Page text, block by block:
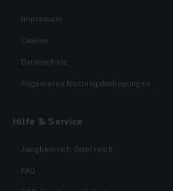
Impressum
Cookies
Datenschutz
Allgemeine Nutzungsbedingungen
Hilfe & Service
Jungheinrich Österreich
FAQ